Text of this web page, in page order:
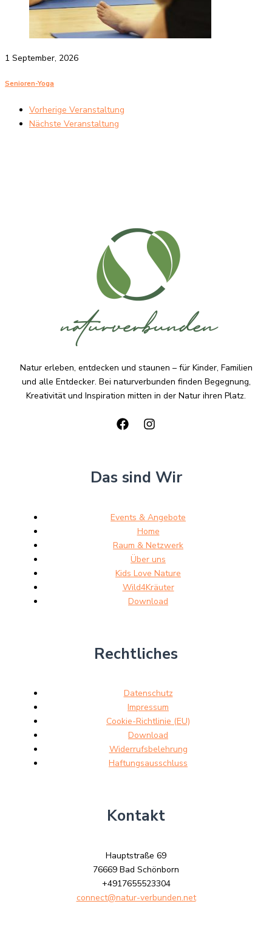
1 September, 2026
Senioren-Yoga
Vorherige Veranstaltung
Nächste Veranstaltung
Natur erleben, entdecken und staunen – für Kinder, Familien
und alle Entdecker. Bei naturverbunden finden Begegnung,
Kreativität und Inspiration mitten in der Natur ihren Platz.
Das sind Wir
Events & Angebote
Home
Raum & Netzwerk
Über uns
Kids Love Nature
Wild4Kräuter
Download
Rechtliches
Datenschutz
Impressum
Cookie-Richtlinie (EU)
Download
Widerrufsbelehrung
Haftungsausschluss
Kontakt
Hauptstraße 69
76669 Bad Schönborn
+4917655523304
connect@natur-verbunden.net